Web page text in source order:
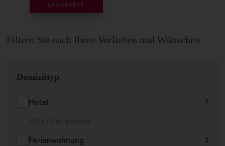
LANDKARTE
Filtern Sie nach Ihren Vorlieben und Wünschen
Domiziltyp
Hotel 7
Ferienwohnung 2